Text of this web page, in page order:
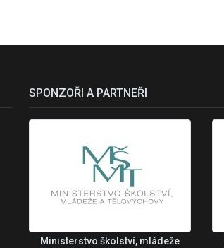
SPONZOŘI A PARTNEŘI
Ministerstvo školství, mládeže